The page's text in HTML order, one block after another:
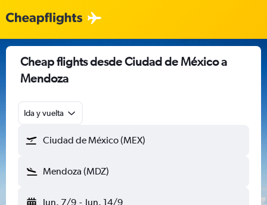
Cheap flights desde Ciudad de México a
Mendoza
Ida y vuelta
Ciudad de México (MEX)
Mendoza (MDZ)
lun. 7/9 - lun. 14/9